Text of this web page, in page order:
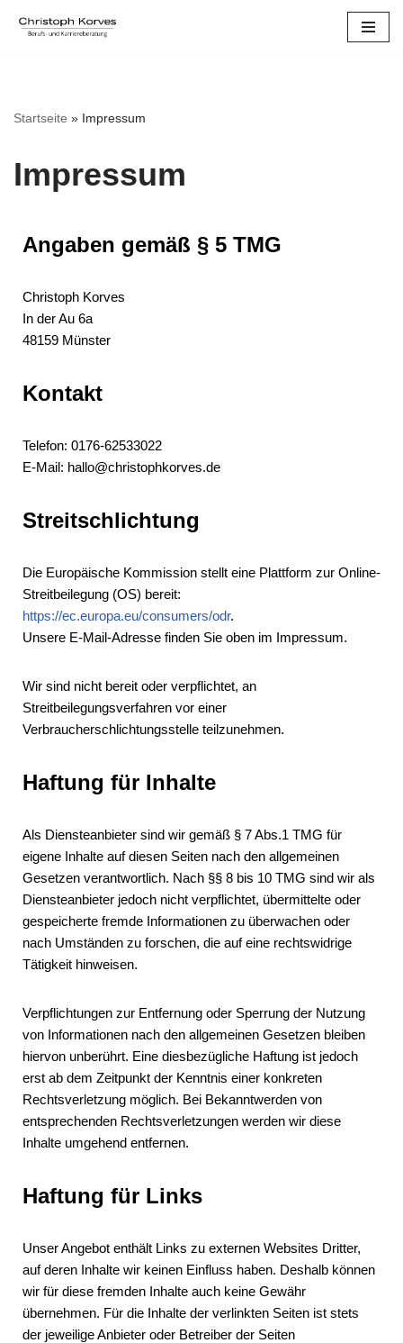
Startseite » Impressum
Impressum
Angaben gemäß § 5 TMG
Christoph Korves
In der Au 6a
48159 Münster
Kontakt
Telefon: 0176-62533022
E-Mail: hallo@christophkorves.de
Streitschlichtung
Die Europäische Kommission stellt eine Plattform zur Online-
Streitbeilegung (OS) bereit:
https://ec.europa.eu/consumers/odr.
Unsere E-Mail-Adresse finden Sie oben im Impressum.
Wir sind nicht bereit oder verpflichtet, an
Streitbeilegungsverfahren vor einer
Verbraucherschlichtungsstelle teilzunehmen.
Haftung für Inhalte
Als Diensteanbieter sind wir gemäß § 7 Abs.1 TMG für
eigene Inhalte auf diesen Seiten nach den allgemeinen
Gesetzen verantwortlich. Nach §§ 8 bis 10 TMG sind wir als
Diensteanbieter jedoch nicht verpflichtet, übermittelte oder
gespeicherte fremde Informationen zu überwachen oder
nach Umständen zu forschen, die auf eine rechtswidrige
Tätigkeit hinweisen.
Verpflichtungen zur Entfernung oder Sperrung der Nutzung
von Informationen nach den allgemeinen Gesetzen bleiben
hiervon unberührt. Eine diesbezügliche Haftung ist jedoch
erst ab dem Zeitpunkt der Kenntnis einer konkreten
Rechtsverletzung möglich. Bei Bekanntwerden von
entsprechenden Rechtsverletzungen werden wir diese
Inhalte umgehend entfernen.
Haftung für Links
Unser Angebot enthält Links zu externen Websites Dritter,
auf deren Inhalte wir keinen Einfluss haben. Deshalb können
wir für diese fremden Inhalte auch keine Gewähr
übernehmen. Für die Inhalte der verlinkten Seiten ist stets
der jeweilige Anbieter oder Betreiber der Seiten